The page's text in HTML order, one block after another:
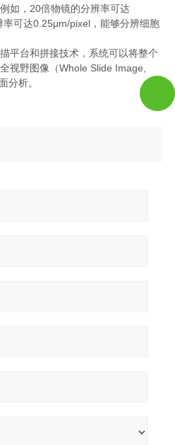
如，20倍物镜的分辨率可达
可达0.25μm/pixel，能够分辨细胞
平台和拼接技术，系统可以将整个
视野图像（Whole Slide Image,
分析。